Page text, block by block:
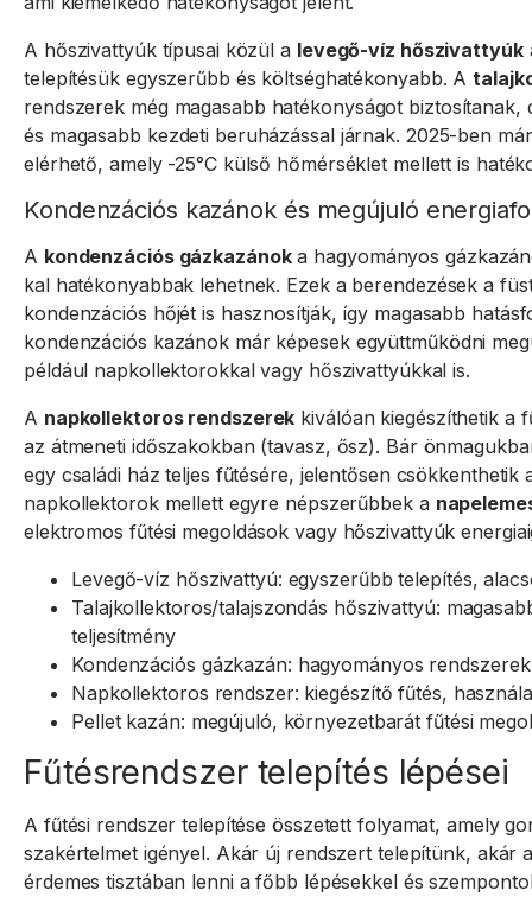
A hőszivattyúk típusai közül a levegő-víz hőszivattyúk
telepítésük egyszerűbb és költséghatékonyabb. A
rendszerek még magasabb hatékonyságot
és magasabb kezdeti beruházással járnak. 2025-ben
elérhető, amely -25°C külső hőmérséklet mellett is
Kondenzációs kazánok és megújuló
A kondenzációs gázkazánoka hagyományos
kal hatékonyabbak lehetnek. Ezek a berendezések a
kondenzációs hőjét is hasznosítják, így magasabb
kondenzációs kazánok már képesek együttműködni
például napkollektorokkal vagy hőszivattyúkkal is.
A napkollektoros rendszerek kiválóan kiegészíthetik a
az átmeneti időszakokban (tavasz, ősz). Bár
egy családi ház teljes fűtésére, jelentősen csökkenthetik
napkollektorok mellett egyre népszerűbbek a
elektromos fűtési megoldások vagy hőszivattyúk
Levegő-víz hőszivattyú: egyszerűbb telepítés,
Talajkollektoros/talajszondás hőszivattyú:
teljesítmény
Kondenzációs gázkazán: hagyományos
Napkollektoros rendszer: kiegészítő fűtés,
Pellet kazán: megújuló, környezetbarát fűtési
Fűtésrendszer telepítés lépései
A fűtési rendszer telepítése összetett folyamat, amely
szakértelmet igényel. Akár új rendszert telepítünk, akár
érdemes tisztában lenni a főbb lépésekkel és